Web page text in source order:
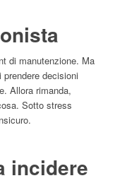
di manutenzione. Ma
decisioni
Allora rimanda,
Sotto stress
incidere